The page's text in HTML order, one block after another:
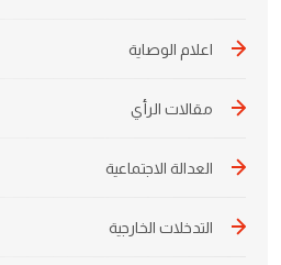
اعلام الوصاية
مقالات الرأي
العدالة الاجتماعية
التدخلات الخارجية